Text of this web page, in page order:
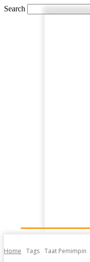
Search
Home Tags Taat Pemimpin